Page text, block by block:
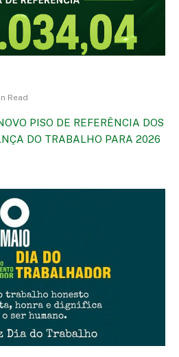
Read
PISO DE REFERÊNCIA DOS
DO TRABALHO PARA 2026